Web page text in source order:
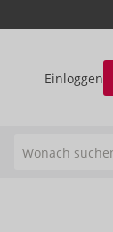
Einloggen